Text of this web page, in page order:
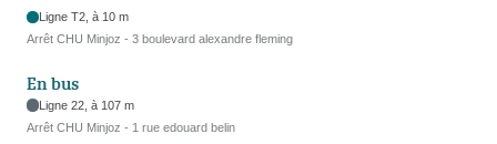
Ligne T2, à 10 m
Arrêt CHU Minjoz - 3 boulevard alexandre fleming
En bus
Ligne 22, à 107 m
Arrêt CHU Minjoz - 1 rue edouard belin